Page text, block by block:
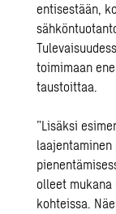
entisestään,
toimimaan
taustoittaa.
”Lisäksi
olleet mukana
kohteissa.